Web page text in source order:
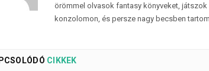
örömmel olvasok fantasy könyveket,
konzolomon, és persze nagy becsben
CIKKEK